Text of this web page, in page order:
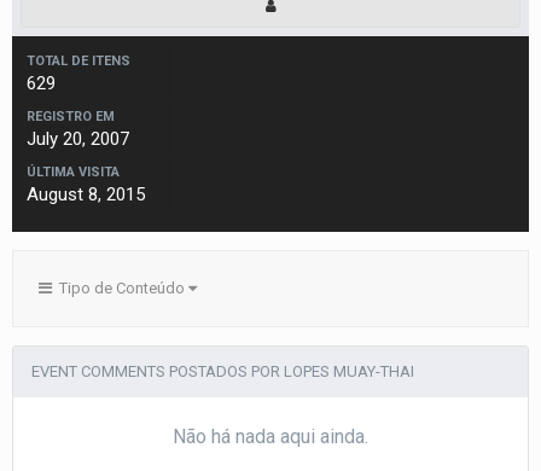
TOTAL DE ITENS
629
REGISTRO EM
July 20, 2007
ÚLTIMA VISITA
August 8, 2015
Tipo de Conteúdo
EVENT COMMENTS POSTADOS POR LOPES MUAY-THAI
Não há nada aqui ainda.